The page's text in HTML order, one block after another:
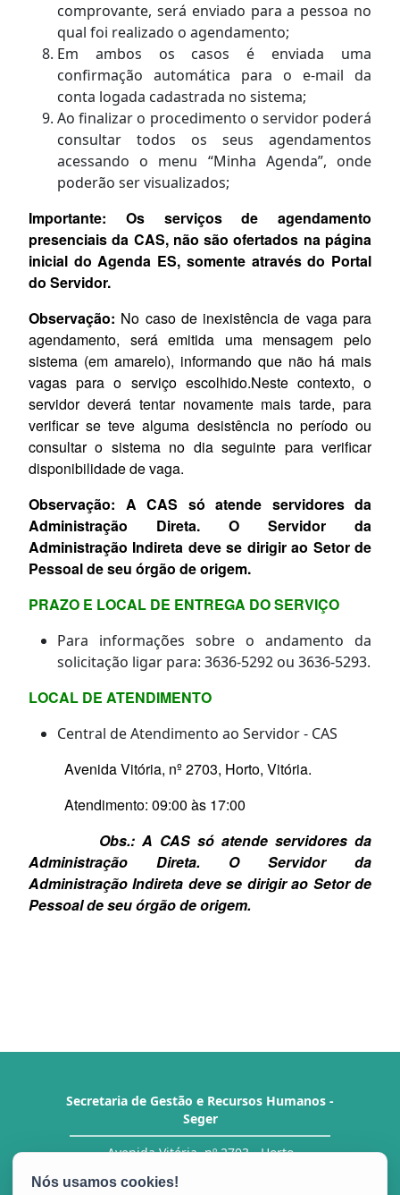
comprovante, será enviado para a pessoa no
qual foi realizado o agendamento;
Em ambos os casos é enviada uma
confirmação automática para o e-mail da
conta logada cadastrada no sistema;
Ao finalizar o procedimento o servidor poderá
consultar todos os seus agendamentos
acessando o menu “Minha Agenda”, onde
poderão ser visualizados;
Importante: Os serviços de agendamento
presenciais da CAS, não são ofertados na página
inicial do Agenda ES, somente através do Portal
do Servidor.
Observação: No caso de inexistência de vaga para
agendamento, será emitida uma mensagem pelo
sistema (em amarelo), informando que não há mais
vagas para o serviço escolhido.Neste contexto, o
servidor deverá tentar novamente mais tarde, para
verificar se teve alguma desistência no período ou
consultar o sistema no dia seguinte para verificar
disponibilidade de vaga.
Observação: A CAS só atende servidores da
Administração Direta. O Servidor da
Administração Indireta deve se dirigir ao Setor de
Pessoal de seu órgão de origem.
PRAZO E LOCAL DE ENTREGA DO SERVIÇO
Para informações sobre o andamento da
solicitação ligar para: 3636-5292 ou 3636-5293.
LOCAL DE ATENDIMENTO
Central de Atendimento ao Servidor - CAS
Avenida Vitória, nº 2703, Horto, Vitória.
Atendimento: 09:00 às 17:00
Obs.: A CAS só atende servidores da
Administração Direta. O Servidor da
Administração Indireta deve se dirigir ao Setor de
Pessoal de seu órgão de origem.
Secretaria de Gestão e Recursos Humanos -
Seger
Avenida Vitória, nº 2703 - Horto
Tel.: Central de Atendimento ao Servidor (CAS)